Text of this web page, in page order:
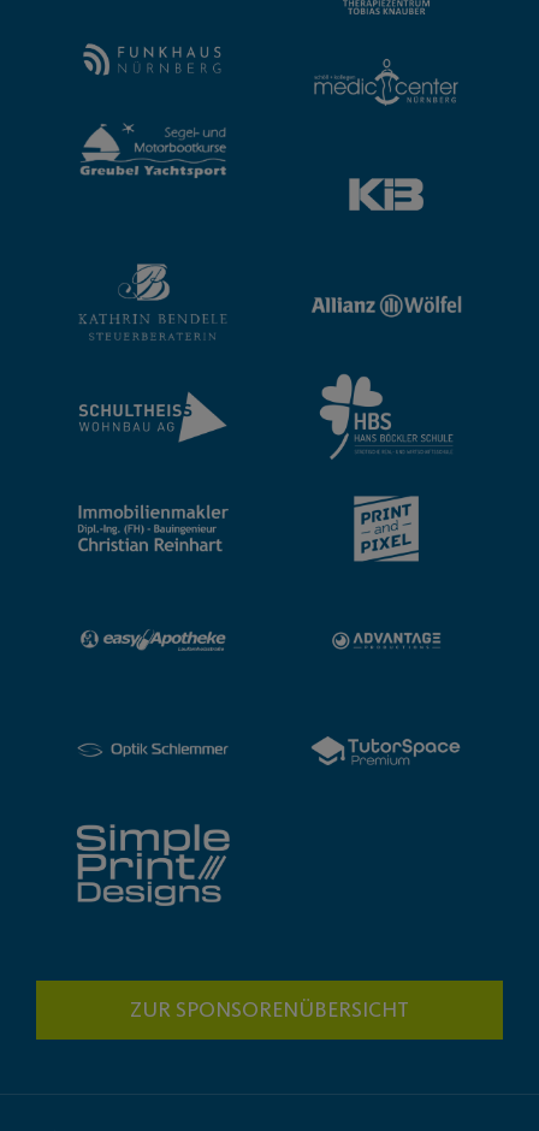
ZUR SPONSORENÜBERSICHT